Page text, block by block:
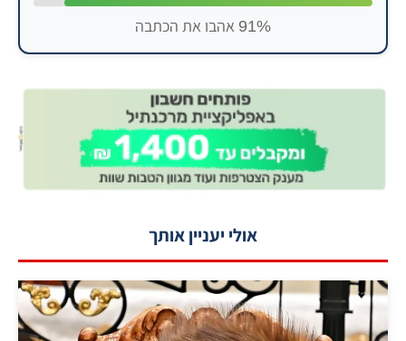
91% אהבו את הכתבה
אולי יעניין אותך